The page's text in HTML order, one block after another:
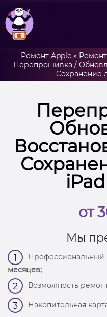
Ремонт Apple »
Перепрошивка /
Сохранение
от
Мы
1 Профессиональный
месяцев;
2 Возможность
3 Накопительная